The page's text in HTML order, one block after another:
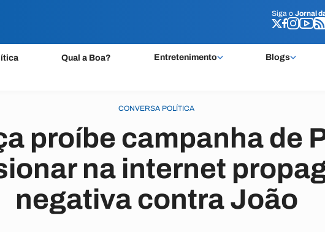
Siga o Jornal
Qual a Boa? Entretenimento Blogs
Siga o Jornal
CONVERSA POLÍTICA
proíbe campanha de
na internet
negativa contra João